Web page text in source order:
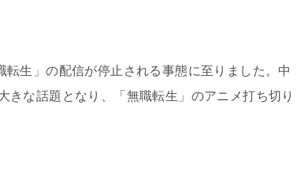
生」の配信が停止される事態に至りました。中
きな話題となり、「無職転生」のアニメ打ち切り